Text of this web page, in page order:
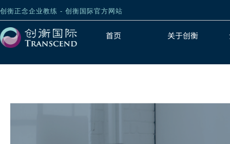
首页 关于创衡
创衡正念企业教练 - 创衡国际官方网站